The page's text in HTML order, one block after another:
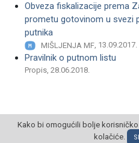
Obveza fiskalizacije prema
prometu gotovinom u svezi
putnika
MIŠLJENJA MF, 13.09.2017.
Pravilnik o putnom listu
Propis, 28.06.2018.
© POSLOVNI OBLAK
Kako bi omogućili bolje
kolačiće.